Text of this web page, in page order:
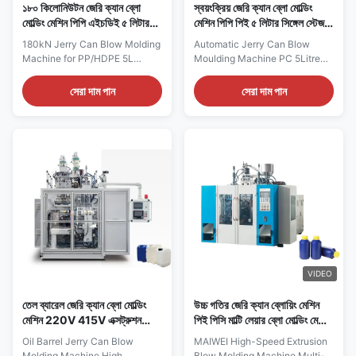
১৮০ কিলোনিউটন জেরি ক্যান ব্লো
মোল্ডিং মেশিন পিপি এইচডিই ৫ লিটার
ব্লো মোল্ডিং মেশিন
180kN Jerry Can Blow Molding
Machine for PP/HDPE 5L
Containers Automatic
HDPE/PP 5L Jerry Can &
Engine Oil Bottle Blow Molding
Specification Value Voltage
380V Clamping Force 180 kN
Output Capacity 40 kg/h
Plastic ...
সেরা দাম পান
স্বয়ংক্রিয় জেরি ক্যান ব্লো মোল্ডিং
মেশিন পিপি পিই ৫ লিটার সিঙ্গেল স্টেজ
বোতল ব্লো মেশিন
Automatic Jerry Can Blow
Moulding Machine PC 5Litre
Single Stage Pet Bottle
Machine Full Automatic Servo
Single Station Extrusion Blow
Specifications Specification
Value Voltage 380V Clamping
Force (kN) 180 Output (kg...
সেরা দাম পান
তেল ব্যারেল জেরি ক্যান ব্লো মোল্ডিং
মেশিন 220V 415V এক্সট্রুশন
মোল্ডিং মেশিন
Oil Barrel Jerry Can Blow
VIDEO
উচ্চ গতির জেরি ক্যান ব্লোয়িং মেশিন
পিই পিসি মাল্টি লেয়ার ব্লো মোল্ডিং মেশিন
সাবান বোতল
MAIWEI High-Speed Extrusion